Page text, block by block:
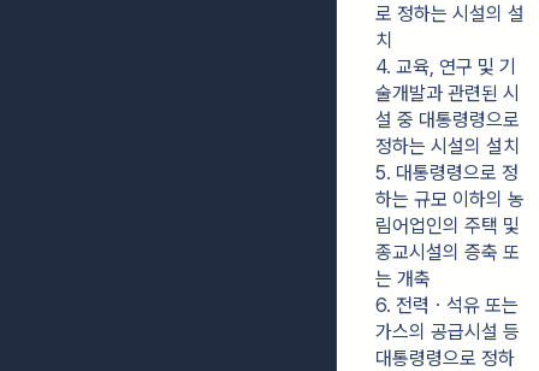
로 정하는 시설의 설
치
4. 교육, 연구 및 기
술개발과 관련된 시
설 중 대통령령으로
정하는 시설의 설치
5. 대통령령으로 정
하는 규모 이하의 농
림어업인의 주택 및
종교시설의 증축 또
는 개축
6. 전력ㆍ석유 또는
가스의 공급시설 등
대통령령으로 정하